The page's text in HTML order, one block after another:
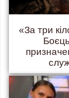
«За три